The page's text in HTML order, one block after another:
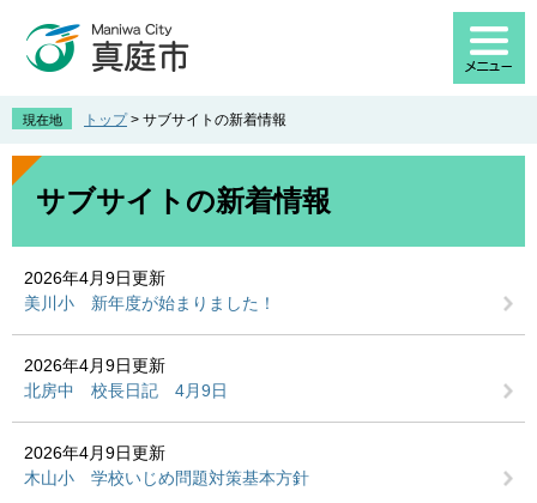
先
す
を
し
現在地 トップ > サブサイトの新着情報
本
サブサイトの新着情報
2026年4月9日更新
美川小 新年度が始まりました！
2026年4月9日更新
北房中 校長日記 4月9日
2026年4月9日更新
木山小 学校いじめ問題対策基本方針